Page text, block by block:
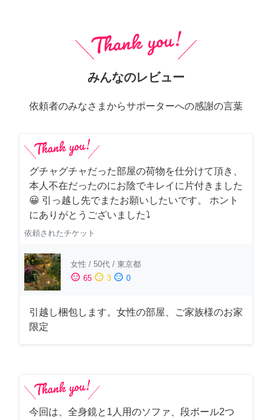
みんなのレビュー
依頼者のみなさまからサポーターへの感謝の言葉
グチャグチャだった部屋の荷物を仕分けて頂き、
本人不在だったのにお陰でキレイに片付きました
😀 引っ越し先でまたお願いしたいです。 ホント
にありがとうございました⤵
依頼されたチケット
女性 / 50代 / 東京都
sentiment_satisfied 65 sentiment_neutral 3 sentiment_dissatisfied 0
引越し梱包します。女性の部屋、ご家族様のお家
限定
今回は、全身鏡と1人用のソファ、段ボール2つ